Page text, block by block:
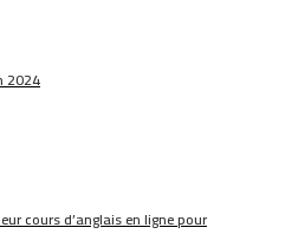
2024
cours d’anglais en ligne pour